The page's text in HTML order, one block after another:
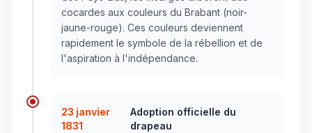
cocardes aux couleurs du Brabant (noir-
jaune-rouge). Ces couleurs deviennent
rapidement le symbole de la rébellion et de
l'aspiration à l'indépendance.
23 janvier
1831
Adoption officielle du
drapeau